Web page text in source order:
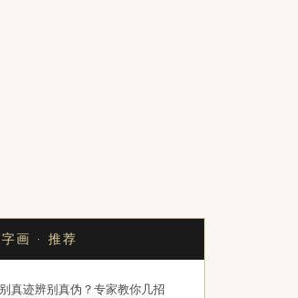
画 · 推荐
真迹辨别真伪？专家教你几招